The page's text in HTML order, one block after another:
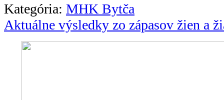
Kategória: MHK Bytča
Aktuálne výsledky zo zápasov žien a